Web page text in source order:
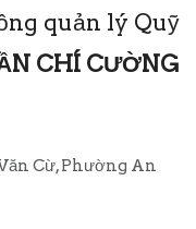
quản lý Quỹ
CHÍ CƯỜNG
Cừ, Phường An